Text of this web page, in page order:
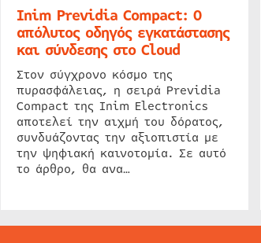
Inim Previdia Compact: Ο
απόλυτος οδηγός εγκατάστασης
και σύνδεσης στο Cloud
Στον σύγχρονο κόσμο της
πυρασφάλειας, η σειρά Previdia
Compact της Inim Electronics
αποτελεί την αιχμή του δόρατος,
συνδυάζοντας την αξιοπιστία με
την ψηφιακή καινοτομία. Σε αυτό
το άρθρο, θα ανα…